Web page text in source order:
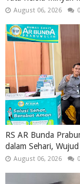
August 06, 2026 0
RS AR Bunda
dalam Sehari,
August 06, 2026 0